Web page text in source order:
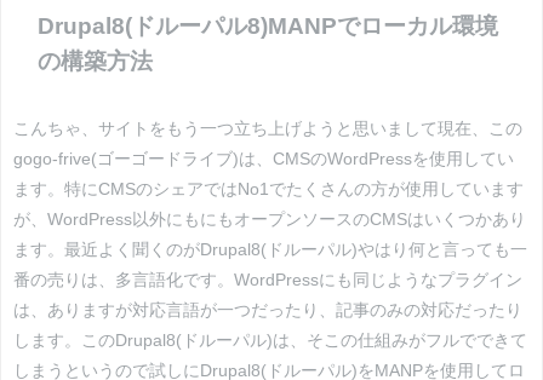
Drupal8(ドルーパル8)MANPでローカル環境
の構築方法
こんちゃ、サイトをもう一つ立ち上げようと思いまして現在、この
gogo-frive(ゴーゴードライブ)は、CMSのWordPressを使用してい
ます。特にCMSのシェアではNo1でたくさんの方が使用しています
が、WordPress以外にもにもオープンソースのCMSはいくつかあり
ます。最近よく聞くのがDrupal8(ドルーパル)やはり何と言っても一
番の売りは、多言語化です。WordPressにも同じようなプラグイン
は、ありますが対応言語が一つだったり、記事のみの対応だったり
します。このDrupal8(ドルーパル)は、そこの仕組みがフルでできて
しまうというので試しにDrupal8(ドルーパル)をMANPを使用してロ